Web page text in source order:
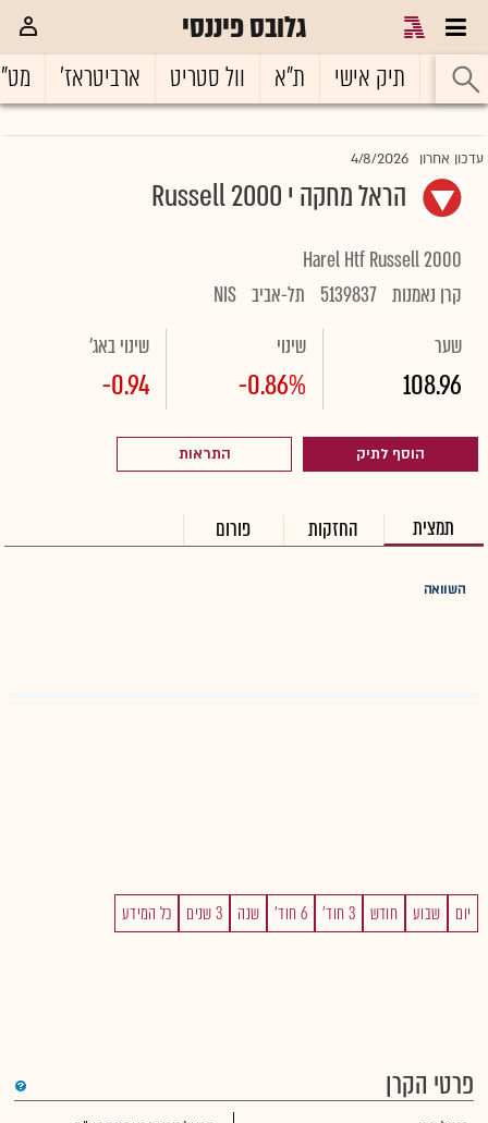
גלובס פיננסי
ראשי תיק אישי ת"א וול סטריט ארביטראז'
עדכון אחרון 4/8/2026
הראל מחקה י Russell 2000
Harel Htf Russell 2000
קרן נאמנות 5139837 תל-אביב NIS
שער
108.96
שינוי
-0.86%
שינוי באג'
-0.94
הוסף לתיק התראות
תמצית החזקות פורום
השוואה
יום שבוע חודש 3 חוד' 6 חוד' שנה 3 שנים כל המידע
פרטי הקרן